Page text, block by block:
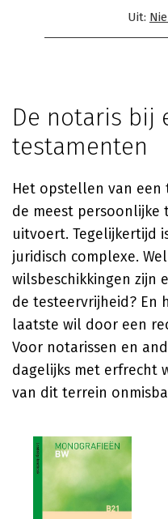
Uit:
De notaris bij
testamenten
Het opstellen van een
de meest persoonlijke
uitvoert. Tegelijkertijd
juridisch complexe.
wilsbeschikkingen zijn
de testeervrijheid? En
laatste wil door een
Voor notarissen en
dagelijks met erfrecht
van dit terrein